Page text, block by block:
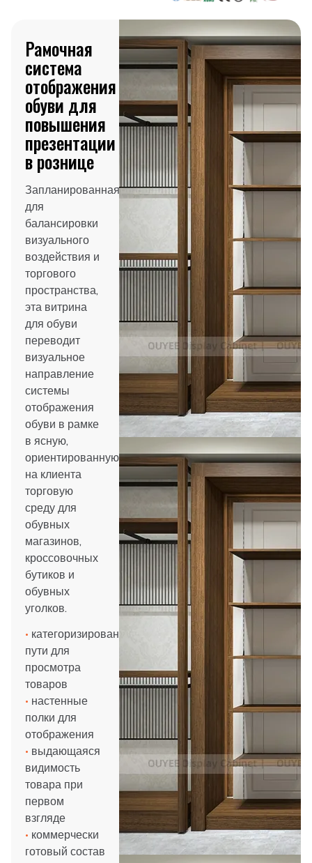
Рамочная
система
отображения
обуви для
повышения
презентации
в рознице
Запланированная
для
балансировки
визуального
воздействия и
торгового
пространства,
эта витрина
для обуви
переводит
визуальное
направление
системы
отображения
обуви в рамке
в ясную,
ориентированную
на клиента
торговую
среду для
обувных
магазинов,
кроссовочных
бутиков и
обувных
уголков.
• категоризированные
пути для
просмотра
товаров
• настенные
полки для
отображения
• выдающаяся
видимость
товара при
первом
взгляде
• коммерчески
готовый состав